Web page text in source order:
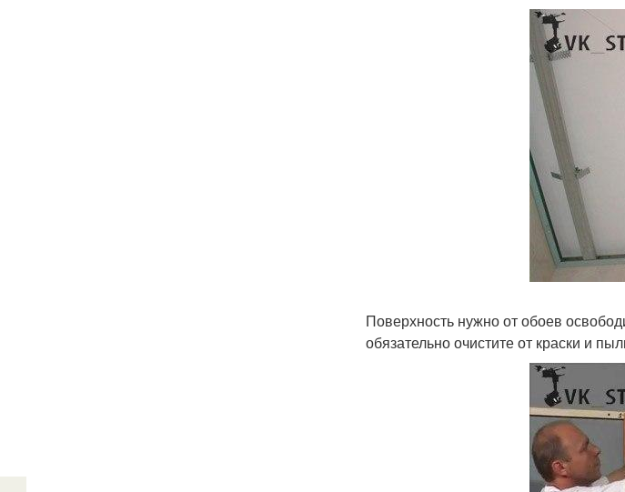
Поверхность нужно от обоев
обязательно очистите от краски и